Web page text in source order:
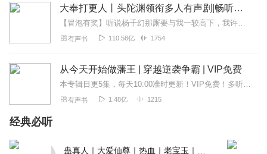
大奉打更人丨头陀渊领衔多人有声剧|畅听全集|王鹤棣、田曦薇主演影视剧原著|卖报小郎君
【冒泡有奖】听说杨千幻那厮要与我一较高下，我许七安要开始装叉了！快进入声音播放页戳下方输入框，冒个泡偷偷告诉我，我要用哪些诗词才能胜过他？说得好的，有赏！202...
有声书 110.58亿 1754
从今天开始做藩王 | 穿越逆袭争霸 | VIP免费
本专辑日更5集，每天10:00准时更新！VIP免费！多听多爆更！关键词：穿越开挂×权谋战争×发展碾压请点击订阅，即可第一时间获取更新提醒【上架福利】1...
有声书 1.48亿 1215
经典必听